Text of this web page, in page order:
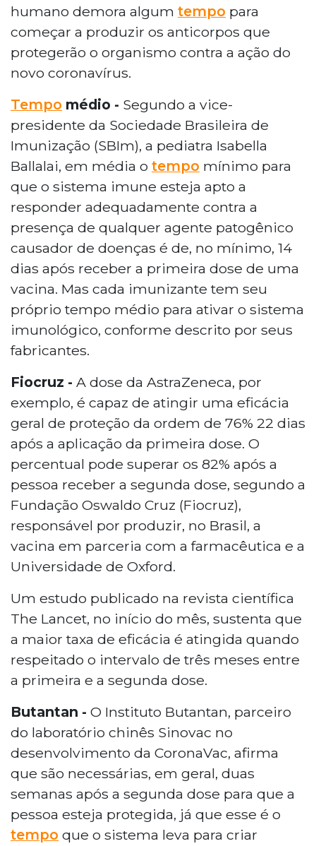
humano demora algum tempo para
começar a produzir os anticorpos que
protegerão o organismo contra a ação do
novo coronavírus.
Tempo médio - Segundo a vice-
presidente da Sociedade Brasileira de
Imunização (SBIm), a pediatra Isabella
Ballalai, em média o tempo mínimo para
que o sistema imune esteja apto a
responder adequadamente contra a
presença de qualquer agente patogênico
causador de doenças é de, no mínimo, 14
dias após receber a primeira dose de uma
vacina. Mas cada imunizante tem seu
próprio tempo médio para ativar o sistema
imunológico, conforme descrito por seus
fabricantes.
Fiocruz - A dose da AstraZeneca, por
exemplo, é capaz de atingir uma eficácia
geral de proteção da ordem de 76% 22 dias
após a aplicação da primeira dose. O
percentual pode superar os 82% após a
pessoa receber a segunda dose, segundo a
Fundação Oswaldo Cruz (Fiocruz),
responsável por produzir, no Brasil, a
vacina em parceria com a farmacêutica e a
Universidade de Oxford.
Um estudo publicado na revista científica
The Lancet, no início do mês, sustenta que
a maior taxa de eficácia é atingida quando
respeitado o intervalo de três meses entre
a primeira e a segunda dose.
Butantan - O Instituto Butantan, parceiro
do laboratório chinês Sinovac no
desenvolvimento da CoronaVac, afirma
que são necessárias, em geral, duas
semanas após a segunda dose para que a
pessoa esteja protegida, já que esse é o
tempo que o sistema leva para criar